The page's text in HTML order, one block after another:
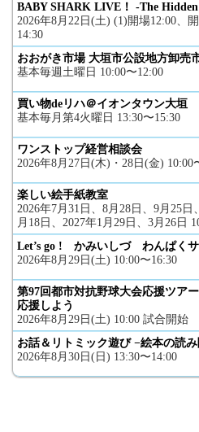
BABY SHARK LIVE！ -The Hidden
2026年8月22日(土) (1)開場12:00、
14:30
おおがき市場 大垣市公設地方卸売
基本毎週土曜日 10:00〜12:00
買い物deリハ＠イオンタウン大垣
基本毎月第4火曜日 13:30〜15:30
ワンストップ経営相談会
2026年8月27日(木)・28日(金) 10:00
楽しい絵手紙教室
2026年7月31日、8月28日、9月25日
月18日、2027年1月29日、3月26
Let’s go ! かみいしづ わんぱく
2026年8月29日(土) 10:00〜16:30
第97回都市対抗野球大会応援ツア
応援しよう
2026年8月29日(土) 10:00 試合開始
お話＆リトミック遊び −絵本の読
2026年8月30日(日) 13:30〜14:00